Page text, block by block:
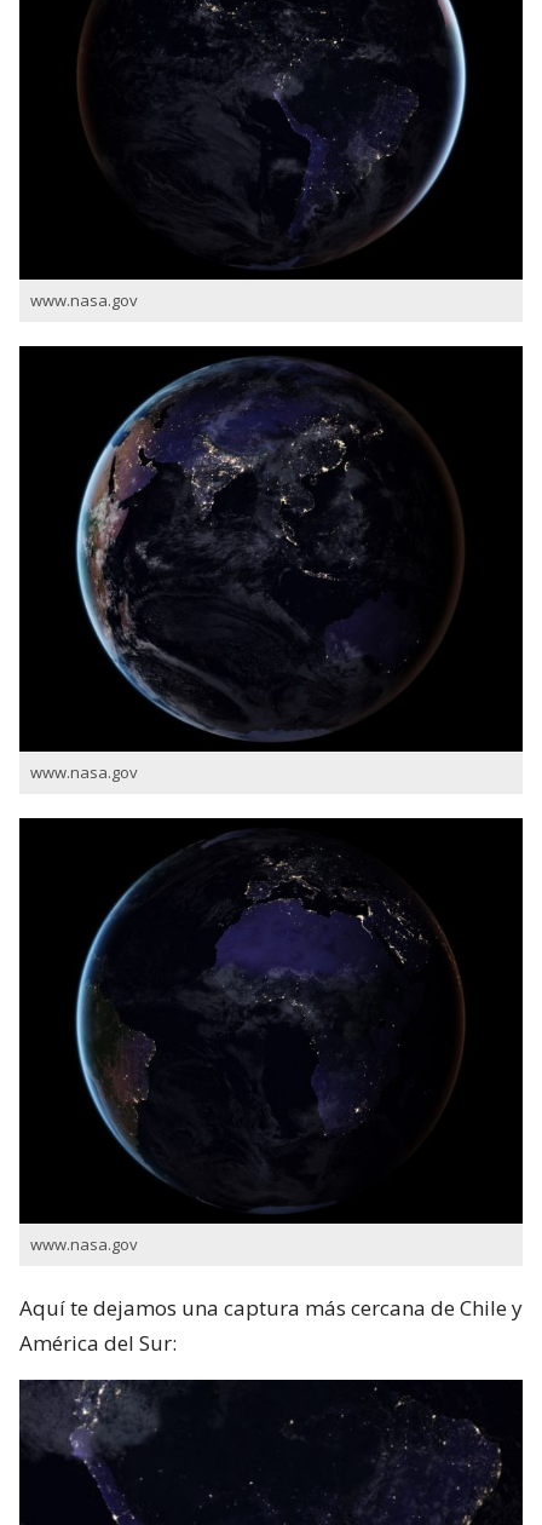
www.nasa.gov
www.nasa.gov
www.nasa.gov
Aquí te dejamos una captura más cercana de Chile y
América del Sur: